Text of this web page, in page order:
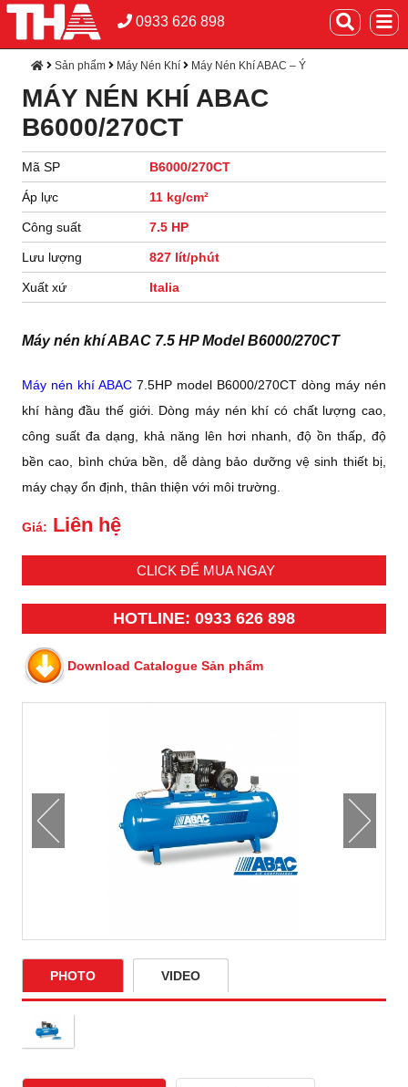
0933 626 898
Sản phẩm Máy Nén Khí Máy Nén Khí ABAC – Ý
MÁY NÉN KHÍ ABAC
B6000/270CT
Mã SP B6000/270CT
Áp lực 11 kg/cm²
Công suất 7.5 HP
Lưu lượng 827 lít/phút
Xuất xứ Italia
Máy nén khí ABAC 7.5 HP Model B6000/270CT
Máy nén khí ABAC 7.5HP model B6000/270CT dòng máy nén
khí hàng đầu thế giới. Dòng máy nén khí có chất lượng cao,
công suất đa dạng, khả năng lên hơi nhanh, độ ồn thấp, độ
bền cao, bình chứa bền, dễ dàng bảo dưỡng vệ sinh thiết bị,
máy chạy ổn định, thân thiện với môi trường.
Giá: Liên hệ
CLICK ĐỂ MUA NGAY
HOTLINE: 0933 626 898
Download Catalogue Sản phẩm
PHOTO VIDEO